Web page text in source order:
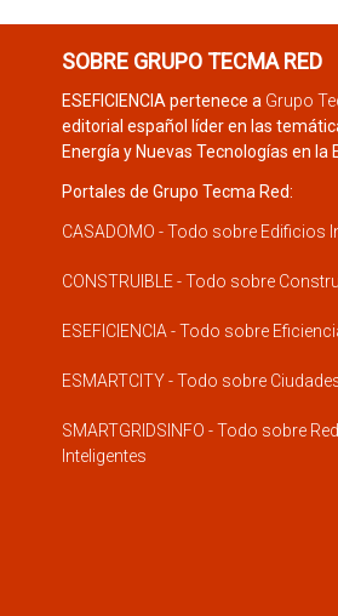
SOBRE GRUPO TECMA RED
ESEFICIENCIA pertenece a Grupo
editorial español líder en las
Energía y Nuevas Tecnologías en la
Portales de Grupo Tecma Red:
CASADOMO - Todo sobre Edificios
CONSTRUIBLE - Todo sobre
ESEFICIENCIA - Todo sobre
ESMARTCITY - Todo sobre
SMARTGRIDSINFO - Todo sobre
Inteligentes